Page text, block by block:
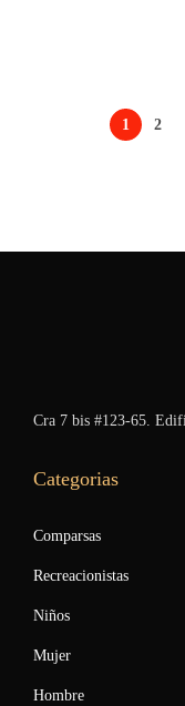
1 2
Cra 7 bis #123-65.
Categorias
Comparsas
Recreacionistas
Niños
Mujer
Hombre